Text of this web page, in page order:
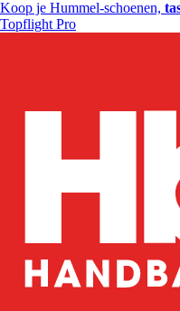
Koop je Hummel-schoenen,
Topflight Pro